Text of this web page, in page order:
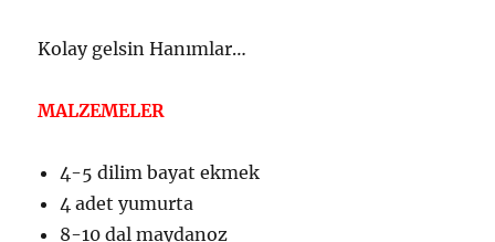
Kolay gelsin Hanımlar…
MALZEMELER
4-5 dilim bayat ekmek
4 adet yumurta
8-10 dal maydanoz